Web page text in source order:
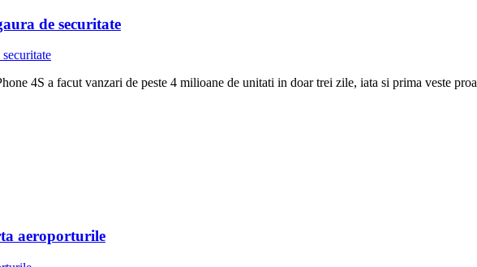
de securitate
4S a facut vanzari de peste 4 milioane de unitati in doar trei zile, iata si prima veste proa
aeroporturile